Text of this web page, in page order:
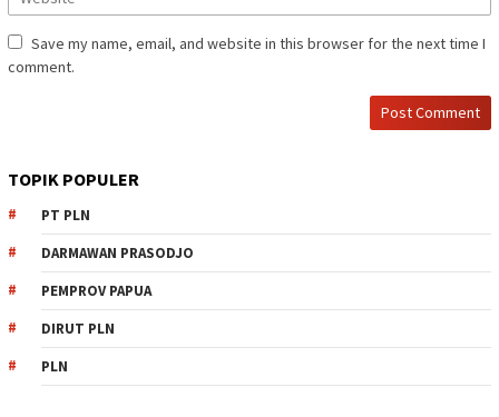
Save my name, email, and website in this browser for the next time I
comment.
TOPIK POPULER
PT PLN
DARMAWAN PRASODJO
PEMPROV PAPUA
DIRUT PLN
PLN